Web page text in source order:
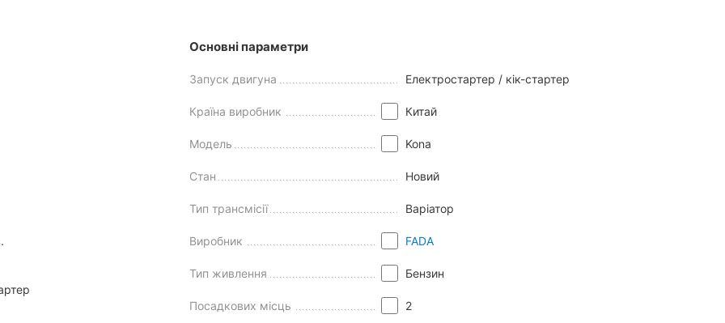
корпусу, агресивна передня частина і стильні акценти створюють образ скутера з майбутнього. Незважаючи на свій
поворотники).
Основні параметри
Запуск двигуна Електростартер / кік-стартер
Країна виробник Китай
Модель Kona
Стан Новий
Тип трансмісії Варіатор
Виробник FADA
Тип живлення Бензин
Посадкових місць 2